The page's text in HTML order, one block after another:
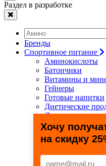
Раздел в разработке
Бренды
Спортивное питание
Аминокислоты
Батончики
Витамины и
Гейнеры
Готовые напитки
Диетические
Для связок и
Жиросжигатели
Здоровье и
Креатин
Специальные
Хочу
на скидку